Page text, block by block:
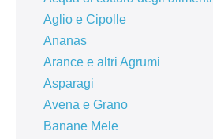
Aglio e Cipolle
Ananas
Arance e altri Agrumi
Asparagi
Avena e Grano
Banane Mele